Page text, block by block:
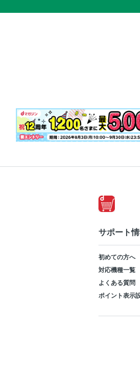
サポート
初めての方へ
対応機種一覧
よくある質問
ポイント表示